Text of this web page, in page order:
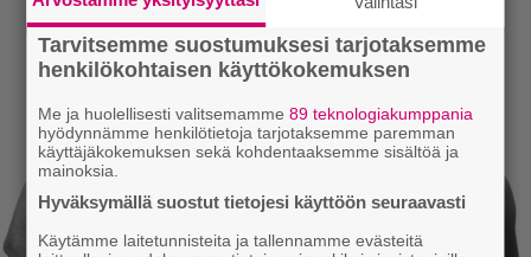
Tarvitsemme suostumuksesi tarjotaksemme
henkilökohtaisen käyttökokemuksen
Me ja huolellisesti valitsemamme89 teknologiakumppania
hyödynnämme henkilötietoja tarjotaksemme paremman
käyttäjäkokemuksen sekä kohdentaaksemme sisältöä ja
mainoksia.
Hyväksymällä suostut tietojesi käyttöön seuraavasti
Käytämme laitetunnisteita ja tallennamme evästeitä